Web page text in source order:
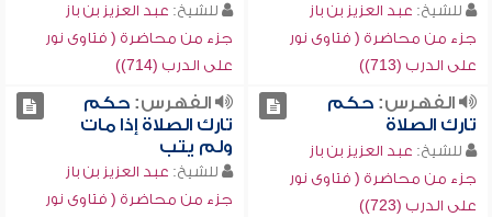
للشيخ: عبد العزيز بن باز
جزء من محاضرة ( فتاوى نور
على الدرب (713))
للشيخ: عبد العزيز بن باز
جزء من محاضرة ( فتاوى نور
على الدرب (714))
الفهرس:حكم
تارك الصلاة
للشيخ: عبد العزيز بن باز
جزء من محاضرة ( فتاوى نور
على الدرب (723))
الفهرس:حكم
تارك الصلاة إذا مات
ولم يتب
للشيخ: عبد العزيز بن باز
جزء من محاضرة ( فتاوى نور